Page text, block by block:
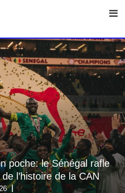
poche: le Sénégal rafle
l’histoire de la CAN